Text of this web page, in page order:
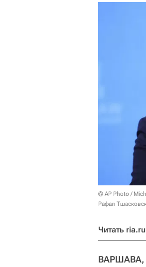
© AP Photo /
Рафал
Читать
ВАРШАВА,